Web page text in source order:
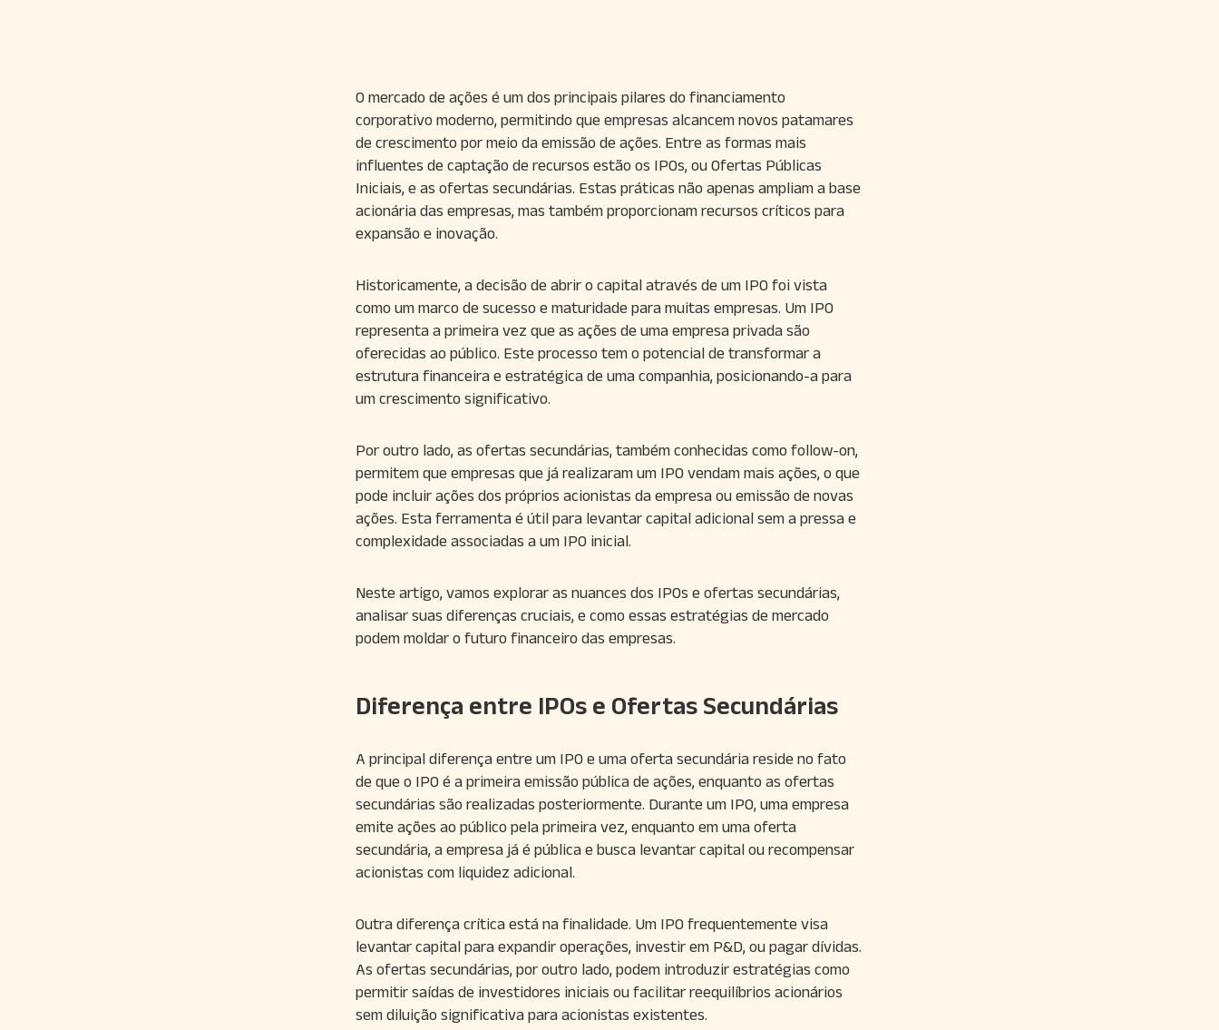
O mercado de ações é um dos principais pilares do financiamento
corporativo moderno, permitindo que empresas alcancem novos patamares
de crescimento por meio da emissão de ações. Entre as formas mais
influentes de captação de recursos estão os IPOs, ou Ofertas Públicas
Iniciais, e as ofertas secundárias. Estas práticas não apenas ampliam a base
acionária das empresas, mas também proporcionam recursos críticos para
expansão e inovação.
Historicamente, a decisão de abrir o capital através de um IPO foi vista
como um marco de sucesso e maturidade para muitas empresas. Um IPO
representa a primeira vez que as ações de uma empresa privada são
oferecidas ao público. Este processo tem o potencial de transformar a
estrutura financeira e estratégica de uma companhia, posicionando-a para
um crescimento significativo.
Por outro lado, as ofertas secundárias, também conhecidas como follow-on,
permitem que empresas que já realizaram um IPO vendam mais ações, o que
pode incluir ações dos próprios acionistas da empresa ou emissão de novas
ações. Esta ferramenta é útil para levantar capital adicional sem a pressa e
complexidade associadas a um IPO inicial.
Neste artigo, vamos explorar as nuances dos IPOs e ofertas secundárias,
analisar suas diferenças cruciais, e como essas estratégias de mercado
podem moldar o futuro financeiro das empresas.
Diferença entre IPOs e Ofertas Secundárias
A principal diferença entre um IPO e uma oferta secundária reside no fato
de que o IPO é a primeira emissão pública de ações, enquanto as ofertas
secundárias são realizadas posteriormente. Durante um IPO, uma empresa
emite ações ao público pela primeira vez, enquanto em uma oferta
secundária, a empresa já é pública e busca levantar capital ou recompensar
acionistas com liquidez adicional.
Outra diferença crítica está na finalidade. Um IPO frequentemente visa
levantar capital para expandir operações, investir em P&D, ou pagar dívidas.
As ofertas secundárias, por outro lado, podem introduzir estratégias como
permitir saídas de investidores iniciais ou facilitar reequilíbrios acionários
sem diluição significativa para acionistas existentes.